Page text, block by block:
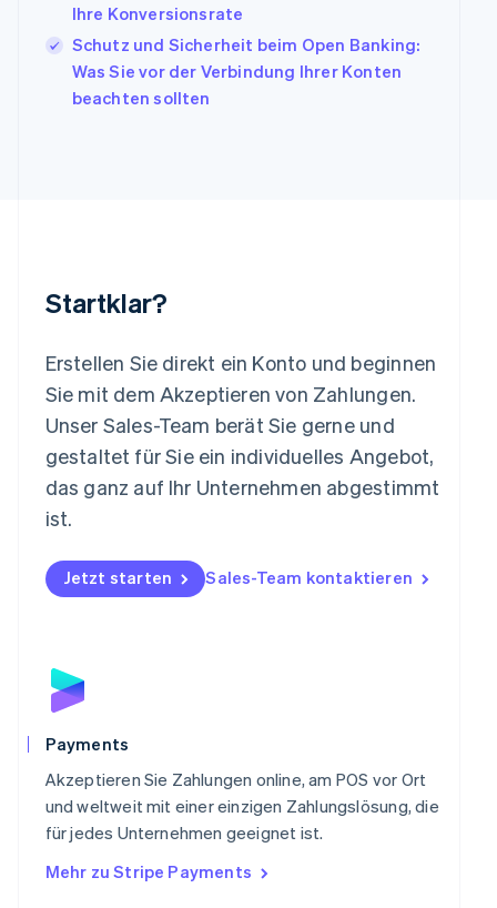
Ihre Konversionsrate
Schutz und Sicherheit beim Open Banking:
Was Sie vor der Verbindung Ihrer Konten
beachten sollten
Startklar?
Erstellen Sie direkt ein Konto und beginnen
Sie mit dem Akzeptieren von Zahlungen.
Unser Sales-Team berät Sie gerne und
gestaltet für Sie ein individuelles Angebot,
das ganz auf Ihr Unternehmen abgestimmt
ist.
Jetzt starten Sales-Team kontaktieren
Payments
Akzeptieren Sie Zahlungen online, am POS vor Ort
und weltweit mit einer einzigen Zahlungslösung, die
für jedes Unternehmen geeignet ist.
Mehr zu Stripe Payments
Kroatien
English Italiano
Lettland
English
Liechtenstein
English
Español English
Neuseeland
English
Niederlande
Norwegen
English
Polen
English
Portugal
Schweden
Deutsch
Singapur
English 简体中文
Slowakei
English
Slowenien